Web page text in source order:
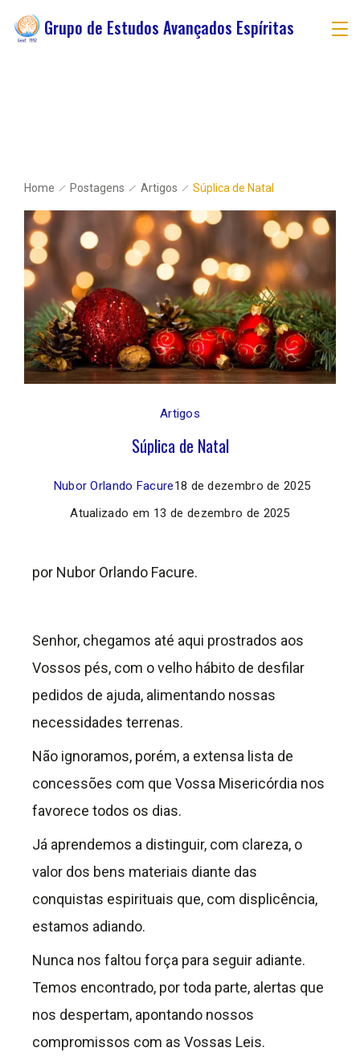
Grupo de Estudos Avançados Espíritas
Home Postagens Artigos Súplica de Natal
Artigos
Súplica de Natal
Nubor Orlando Facure18 de dezembro de 2025
Atualizado em 13 de dezembro de 2025
por Nubor Orlando Facure.
Senhor, chegamos até aqui prostrados aos
Vossos pés, com o velho hábito de desfilar
pedidos de ajuda, alimentando nossas
necessidades terrenas.
Não ignoramos, porém, a extensa lista de
concessões com que Vossa Misericórdia nos
favorece todos os dias.
Já aprendemos a distinguir, com clareza, o
valor dos bens materiais diante das
conquistas espirituais que, com displicência,
estamos adiando.
Nunca nos faltou força para seguir adiante.
Temos encontrado, por toda parte, alertas que
nos despertam, apontando nossos
compromissos com as Vossas Leis.